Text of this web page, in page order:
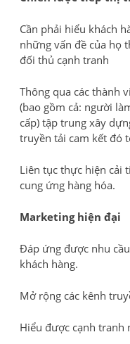
Cần phải hiểu khách
những vấn đề của họ
đối thủ cạnh tranh
Thông qua các thành
(bao gồm cả: người
cấp) tập trung xây
truyền tải cam kết đó
Liên tục thực hiện cải
cung ứng hàng hóa.
Marketing hiện đại
Đáp ứng được nhu
khách hàng.
Mở rộng các kênh
Hiểu được cạnh tranh